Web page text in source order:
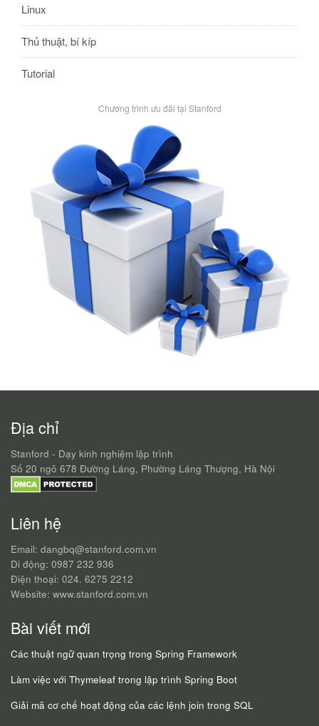
Linux
Thủ thuật, bí kíp
Tutorial
Chương trình ưu đãi tại Stanford
Địa chỉ
Stanford - Dạy kinh nghiệm lập trình
Số 20 ngõ 678 Đường Láng, Phường Láng Thượng, Hà Nội
Liên hệ
Email: dangbq@stanford.com.vn
Di động: 0987 232 936
Điện thoại: 024. 6275 2212
Website: www.stanford.com.vn
Bài viết mới
Các thuật ngữ quan trọng trong Spring Framework
Làm việc với Thymeleaf trong lập trình Spring Boot
Giải mã cơ chế hoạt động của các lệnh join trong SQL